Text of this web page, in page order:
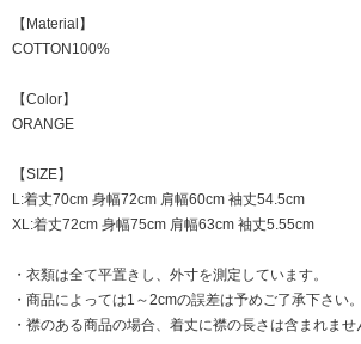
【Material】
COTTON100%
【Color】
ORANGE
【SIZE】
L:着丈70cm 身幅72cm 肩幅60cm 袖丈54.5cm
XL:着丈72cm 身幅75cm 肩幅63cm 袖丈5.55cm
・衣類は全て平置きし、外寸を測定しています。
・商品によっては1～2cmの誤差は予めご了承下さい。
・襟のある商品の場合、着丈に襟の長さは含まれませ